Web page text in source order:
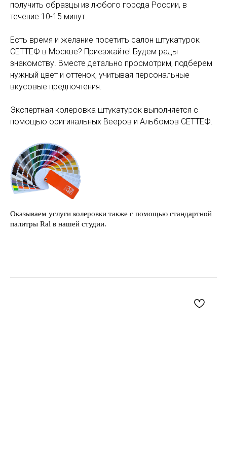
получить образцы из любого города России, в
течение 10-15 минут.
Есть время и желание посетить салон штукатурок
СЕТТЕФ в Москве? Приезжайте! Будем рады
знакомству. Вместе детально просмотрим, подберем
нужный цвет и оттенок, учитывая персональные
вкусовые предпочтения.
Экспертная колеровка штукатурок выполняется с
помощью оригинальных Вееров и Альбомов СЕТТЕФ.
Оказываем услуги колеровки также с помощью стандартной
палитры Ral в нашей студии.